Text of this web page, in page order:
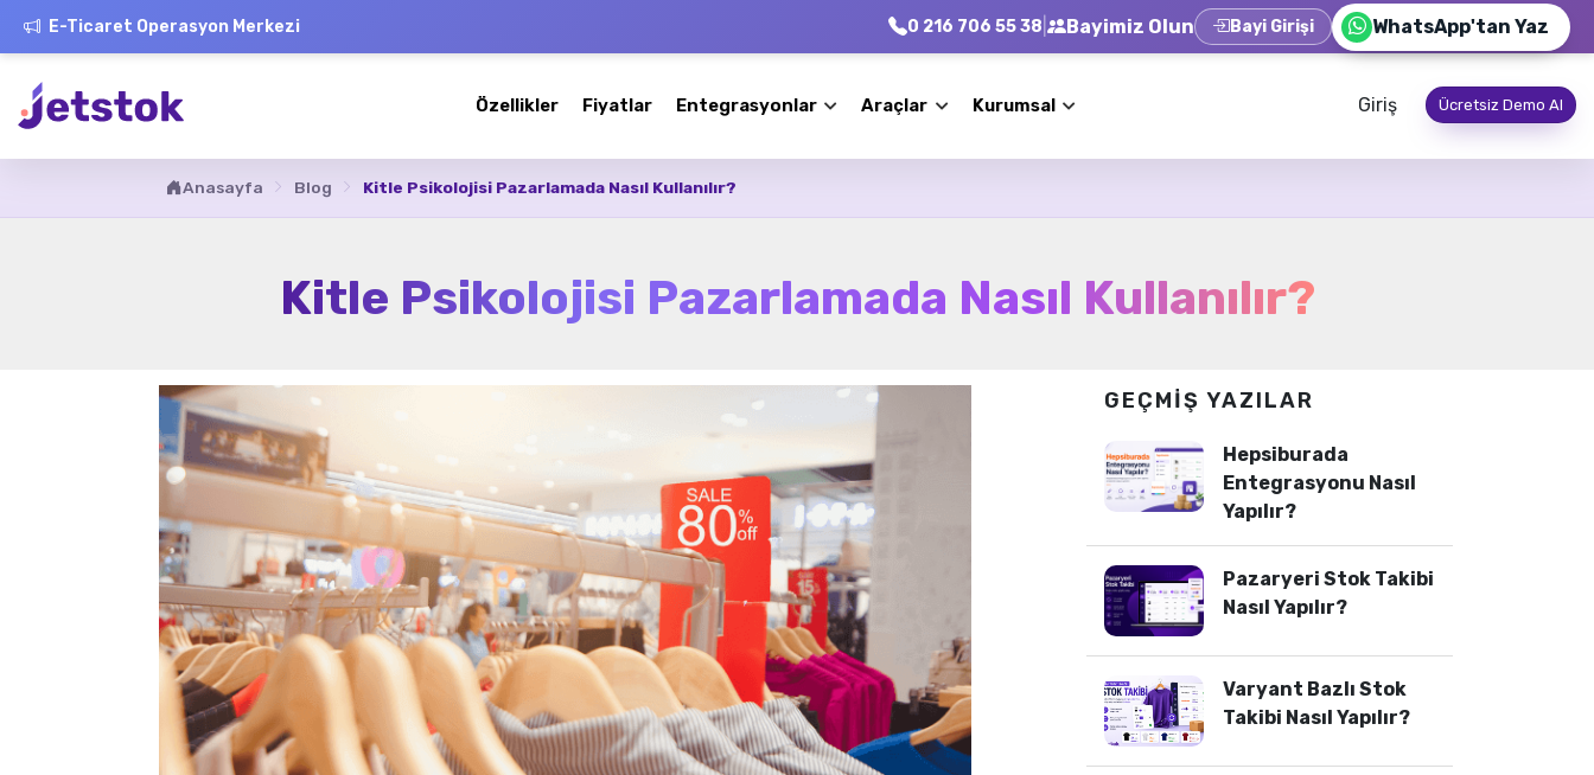
E-Ticaret Operasyon Merkezi 0 216 706 55 38 Bayimiz Olun Bayi Girişi WhatsApp'tan Yaz
Özellikler Fiyatlar Entegrasyonlar Araçlar Kurumsal Giriş Ücretsiz Demo Al
Anasayfa Blog Kitle Psikolojisi Pazarlamada Nasıl Kullanılır?
Kitle Psikolojisi Pazarlamada Nasıl Kullanılır?
GEÇMIŞ YAZILAR
Hepsiburada
Entegrasyonu Nasıl
Yapılır?
Pazaryeri Stok Takibi
Nasıl Yapılır?
Varyant Bazlı Stok
Takibi Nasıl Yapılır?